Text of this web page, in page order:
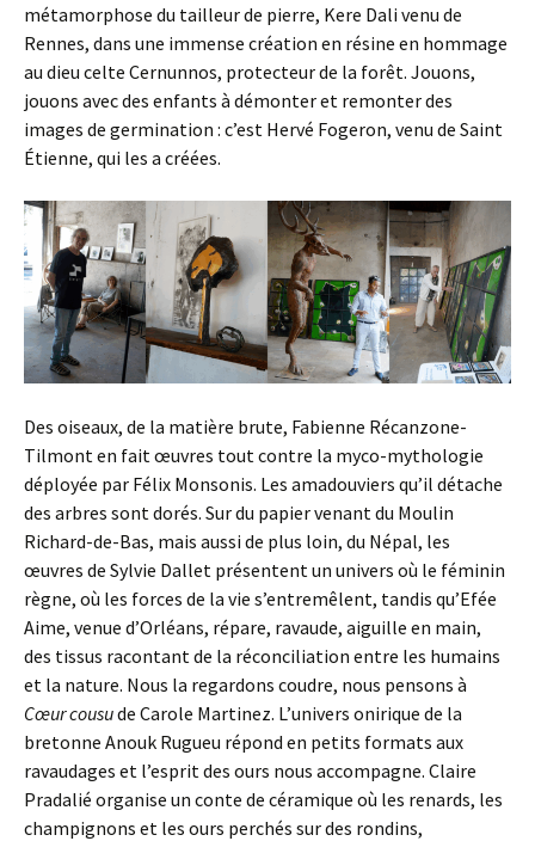
métamorphose du tailleur de pierre, Kere Dali venu de
Rennes, dans une immense création en résine en hommage
au dieu celte Cernunnos, protecteur de la forêt. Jouons,
jouons avec des enfants à démonter et remonter des
images de germination : c’est Hervé Fogeron, venu de Saint
Étienne, qui les a créées.
Des oiseaux, de la matière brute, Fabienne Récanzone-
Tilmont en fait œuvres tout contre la myco-mythologie
déployée par Félix Monsonis. Les amadouviers qu’il détache
des arbres sont dorés. Sur du papier venant du Moulin
Richard-de-Bas, mais aussi de plus loin, du Népal, les
œuvres de Sylvie Dallet présentent un univers où le féminin
règne, où les forces de la vie s’entremêlent, tandis qu’Efée
Aime, venue d’Orléans, répare, ravaude, aiguille en main,
des tissus racontant de la réconciliation entre les humains
et la nature. Nous la regardons coudre, nous pensons à
Cœur cousude Carole Martinez. L’univers onirique de la
bretonne Anouk Rugueu répond en petits formats aux
ravaudages et l’esprit des ours nous accompagne. Claire
Pradalié organise un conte de céramique où les renards, les
champignons et les ours perchés sur des rondins,